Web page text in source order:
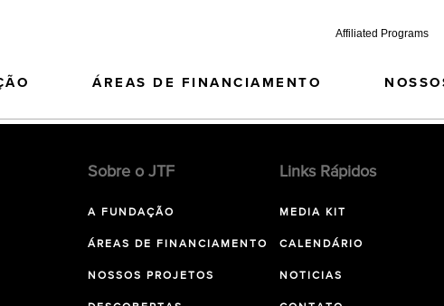
Affiliated Programs
ÁREAS DE FINANCIAMENTO
Sobre o JTF
A FUNDAÇÃO
ÁREAS DE FINANCIAMENTO
NOSSOS PROJETOS
Links Rápidos
MEDIA KIT
CALENDÁRIO
NOTICIAS